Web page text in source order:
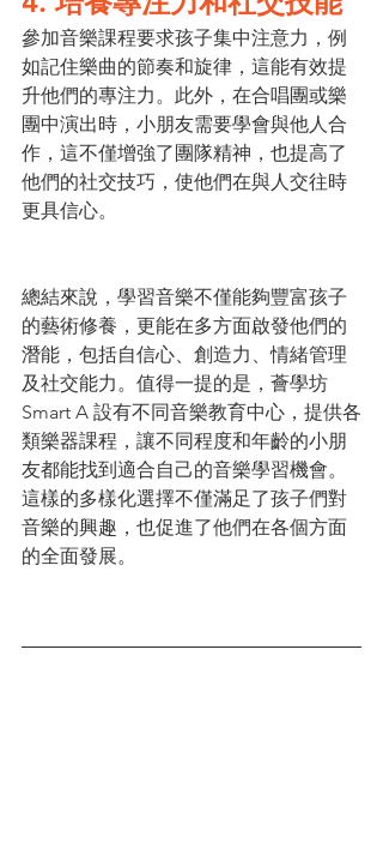
參加音樂課程要求孩子集中注意力，例
如記住樂曲的節奏和旋律，這能有效提
升他們的專注力。此外，在合唱團或樂
團中演出時，小朋友需要學會與他人合
作，這不僅增強了團隊精神，也提高了
他們的社交技巧，使他們在與人交往時
更具信心。
總結來說，學習音樂不僅能夠豐富孩子
的藝術修養，更能在多方面啟發他們的
潛能，包括自信心、創造力、情緒管理
及社交能力。值得一提的是，薈學坊
Smart A 設有不同音樂教育中心，提供各
類樂器課程，讓不同程度和年齡的小朋
友都能找到適合自己的音樂學習機會。
這樣的多樣化選擇不僅滿足了孩子們對
音樂的興趣，也促進了他們在各個方面
的全面發展。